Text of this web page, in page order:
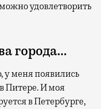
удовлетворить
города…
у меня появились
Питере. И моя
в Петербурге,